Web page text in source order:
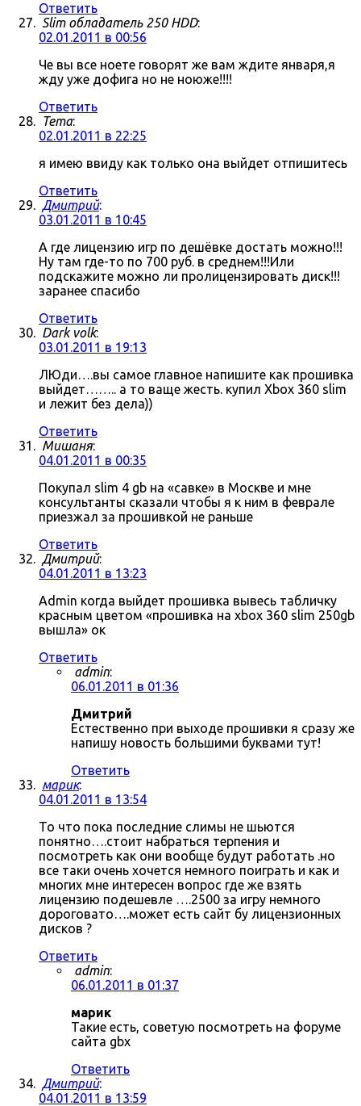
Ответить
Slim обладатель 250 HDD:
02.01.2011 в 00:56
Че вы все ноете говорят же вам ждите января,я
жду уже дофига но не ноюже!!!!
Ответить
Tema:
02.01.2011 в 22:25
я имею ввиду как только она выйдет отпишитесь
Ответить
Дмитрий:
03.01.2011 в 10:45
А где лицензию игр по дешёвке достать можно!!!
Ну там где-то по 700 руб. в среднем!!!Или
подскажите можно ли пролицензировать диск!!!
заранее спасибо
Ответить
Dark volk:
03.01.2011 в 19:13
ЛЮди….вы самое главное напишите как прошивка
выйдет…….. а то ваще жесть. купил Xbox 360 slim
и лежит без дела))
Ответить
Мишаня:
04.01.2011 в 00:35
Покупал slim 4 gb на «савке» в Москве и мне
консультанты сказали чтобы я к ним в феврале
приезжал за прошивкой не раньше
Ответить
Дмитрий:
04.01.2011 в 13:23
Admin когда выйдет прошивка вывесь табличку
красным цветом «прошивка на xbox 360 slim 250gb
вышла» ок
Ответить
admin:
06.01.2011 в 01:36
Дмитрий
Естественно при выходе прошивки я сразу же
напишу новость большими буквами тут!
Ответить
марик:
04.01.2011 в 13:54
То что пока последние слимы не шьются
понятно….стоит набраться терпения и
посмотреть как они вообще будут работать .но
все таки очень хочется немного поиграть и как и
многих мне интересен вопрос где же взять
лицензию подешевле ….2500 за игру немного
дороговато….может есть сайт бу лицензионных
дисков ?
Ответить
admin:
06.01.2011 в 01:37
марик
Такие есть, советую посмотреть на форуме
сайта gbx
Ответить
Дмитрий:
04.01.2011 в 13:59